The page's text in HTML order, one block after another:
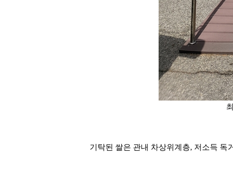
기탁된 쌀은 관내 차상위계층, 저소득 독